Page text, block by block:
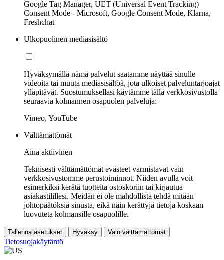
Google Tag Manager, UET (Universal Event Tracking)
Consent Mode - Microsoft, Google Consent Mode, Klarna,
Freshchat
Ulkopuolinen mediasisältö
Hyväksymällä nämä palvelut saatamme näyttää sinulle
videoita tai muuta mediasisältöä, jota ulkoiset palveluntarjoajat
ylläpitävät. Suostumuksellasi käytämme tällä verkkosivustolla
seuraavia kolmannen osapuolen palveluja:
Vimeo, YouTube
Välttämättömät
Aina aktiivinen
Teknisesti välttämättömät evästeet varmistavat vain
verkkosivustomme perustoiminnot. Niiden avulla voit
esimerkiksi kerätä tuotteita ostoskoriin tai kirjautua
asiakastilillesi. Meidän ei ole mahdollista tehdä mitään
johtopäätöksiä sinusta, eikä näin kerättyjä tietoja koskaan
luovuteta kolmansille osapuolille.
Tallenna asetukset Hyväksy Vain välttämättömät
Tietosuojakäytäntö